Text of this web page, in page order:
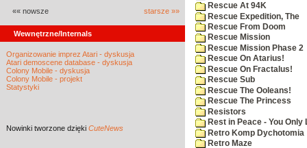
«« nowsze starsze »»
Wewnętrzne/Internals
Organizowanie imprez Atari - dyskusja
Atari demoscene database - dyskusja
Colony Mobile - dyskusja
Colony Mobile - projekt
Statystyki
Nowinki tworzone dzięki CuteNews
Rescue At 94K
Rescue Expedition, The
Rescue From Doom
Rescue Mission
Rescue Mission Phase 2
Rescue On Atarius!
Rescue On Fractalus!
Rescue Sub
Rescue The Ooleans!
Rescue The Princess
Resistors
Rest in Peace - You Only
Retro Komp Dychotomia
Retro Maze